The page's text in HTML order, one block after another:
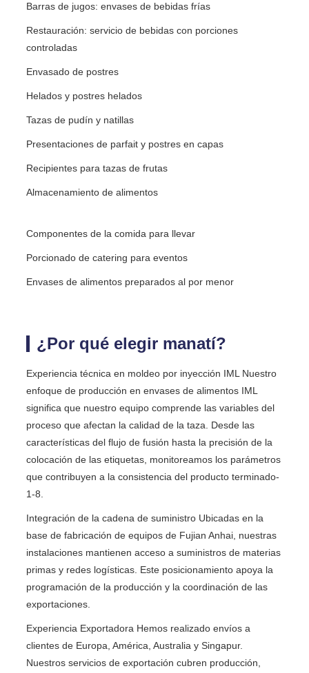
Barras de jugos: envases de bebidas frías
Restauración: servicio de bebidas con porciones
controladas
Envasado de postres
Helados y postres helados
Tazas de pudín y natillas
Presentaciones de parfait y postres en capas
Recipientes para tazas de frutas
Almacenamiento de alimentos
Componentes de la comida para llevar
Porcionado de catering para eventos
Envases de alimentos preparados al por menor
¿Por qué elegir manatí?
Experiencia técnica en moldeo por inyección IML Nuestro
enfoque de producción en envases de alimentos IML
significa que nuestro equipo comprende las variables del
proceso que afectan la calidad de la taza. Desde las
características del flujo de fusión hasta la precisión de la
colocación de las etiquetas, monitoreamos los parámetros
que contribuyen a la consistencia del producto terminado-
1-8.
Integración de la cadena de suministro Ubicadas en la
base de fabricación de equipos de Fujian Anhai, nuestras
instalaciones mantienen acceso a suministros de materias
primas y redes logísticas. Este posicionamiento apoya la
programación de la producción y la coordinación de las
exportaciones.
Experiencia Exportadora Hemos realizado envíos a
clientes de Europa, América, Australia y Singapur.
Nuestros servicios de exportación cubren producción,